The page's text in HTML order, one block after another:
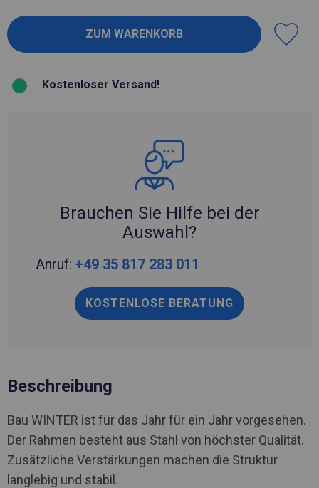
Kostenloser Versand!
Brauchen Sie Hilfe bei der
Auswahl?
Anruf: +49 35 817 283 011
KOSTENLOSE BERATUNG
Beschreibung
Bau WINTER ist für das Jahr für ein Jahr vorgesehen.
Der Rahmen besteht aus Stahl von höchster Qualität.
Zusätzliche Verstärkungen machen die Struktur
langlebig und stabil.